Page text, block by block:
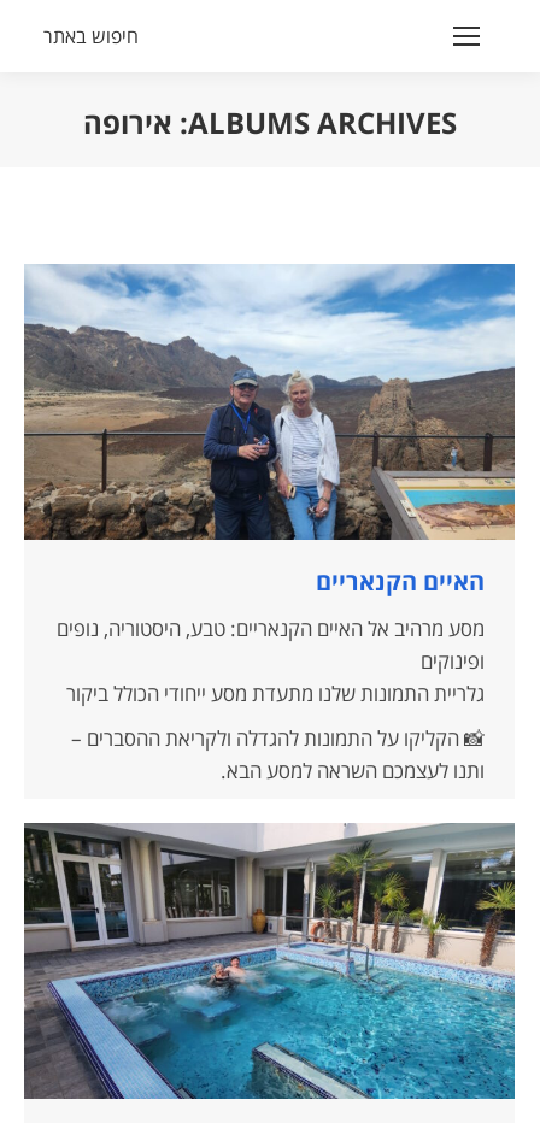
Search:
חיפוש באתר
ALBUMS ARCHIVES: אירופה
האיים הקנאריים
מסע מרהיב אל האיים הקנאריים: טבע, היסטוריה, נופים
ופינוקים
גלריית התמונות שלנו מתעדת מסע ייחודי הכולל ביקור
באיים הקנאריים הקסומים – טנריפה, לנזרוטה, גראן
קאנריה ומדירה – לצד עצירות מלאות תוכן בליסבון,
בתמונות תמצאו נופים געשיים עוצרי נשימה, אתרי
תצפית מהפנטים, אתרי מורשת יהודית, כפרים ציוריים,
חופים דרמטיים, שמורות טבע מיוחדות וסיפורים
היסטוריים מרתקים – מהקתדרלה של ג'יין אוסטן ועד
לפארק טימאנפאיה שנראה כמו מאדים.
📸 הקליקו על התמונות להגדלה ולקריאת ההסברים –
ותנו לעצמכם השראה למסע הבא.